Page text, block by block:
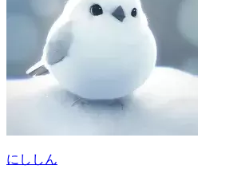
にししん